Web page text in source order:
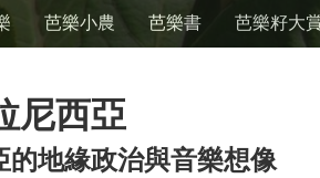
芭樂小農 芭樂書 芭樂籽大
尼西亞
的地緣政治與音樂想像